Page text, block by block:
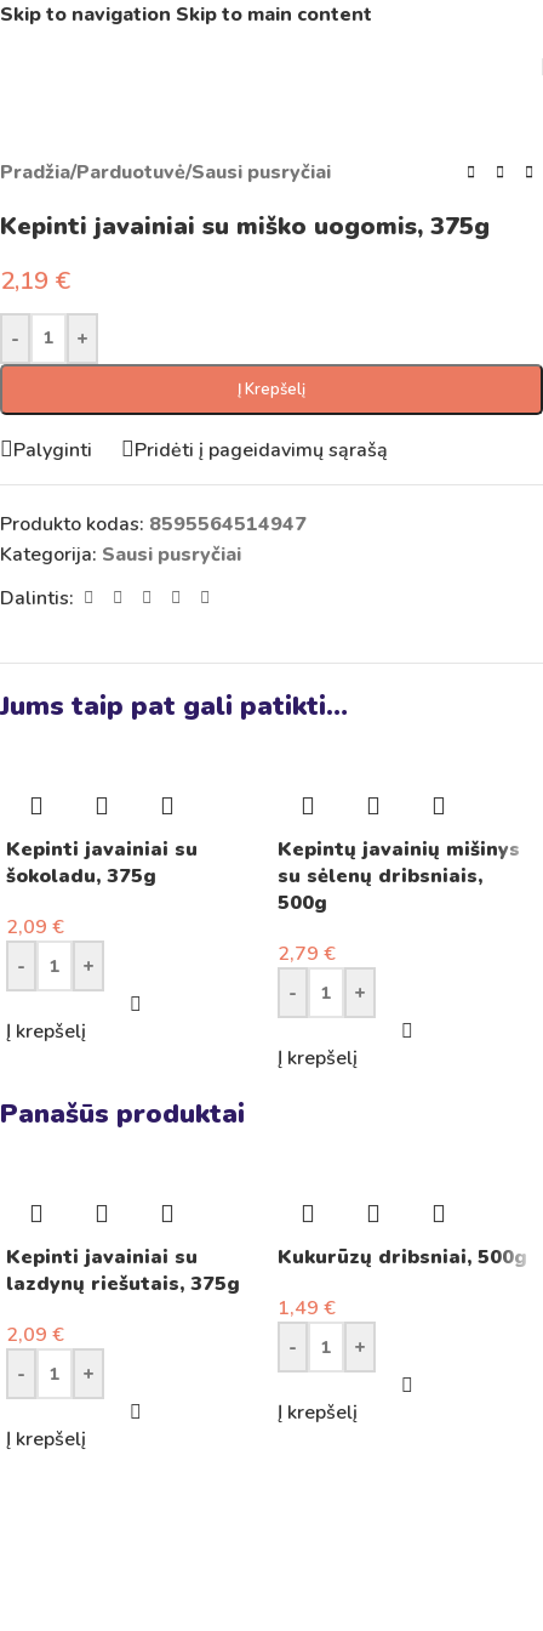
Skip to navigation Skip to main content
Pradžia/Parduotuvė/Sausi pusryčiai
Kepinti javainiai su miško uogomis, 375g
2,19 €
- +
Į Krepšelį
Palyginti Pridėti į pageidavimų sąrašą
Produkto kodas: 8595564514947
Kategorija: Sausi pusryčiai
Dalintis:
Jums taip pat gali patikti…
Kepinti javainiai su
šokoladu, 375g
2,09 €
-
+
Į krepšelį
Kepintų javainių mišinys
su sėlenų dribsniais,
500g
2,79 €
-
+
Į krepšelį
Panašūs produktai
Kepinti javainiai su
lazdynų riešutais, 375g
2,09 €
-
+
Į krepšelį
Kukurūzų dribsniai, 500g
1,49 €
-
+
Į krepšelį